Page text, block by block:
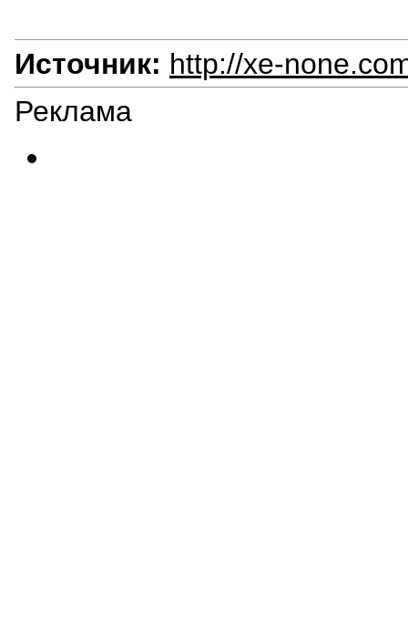
Источник: http://xe-
Реклама